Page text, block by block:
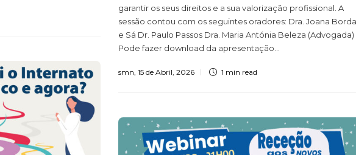
garantir os seus direitos e a sua valorização profissional. A
sessão contou com os seguintes oradores: Dra. Joana
e Sá Dr. Paulo Passos Dra. Maria Antónia Beleza (Advogada)
Pode fazer download da apresentação...
smn 15 de Abril, 2026 1 min read